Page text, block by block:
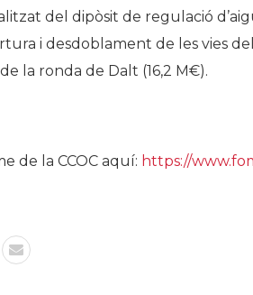
del dipòsit de regulació
i desdoblament de les vies
la ronda de Dalt (16,2 M€).
de la CCOC aquí: https://